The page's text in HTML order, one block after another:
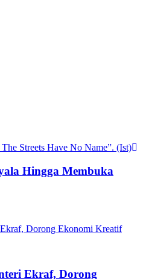
Hingga Membuka
Ekraf, Dorong